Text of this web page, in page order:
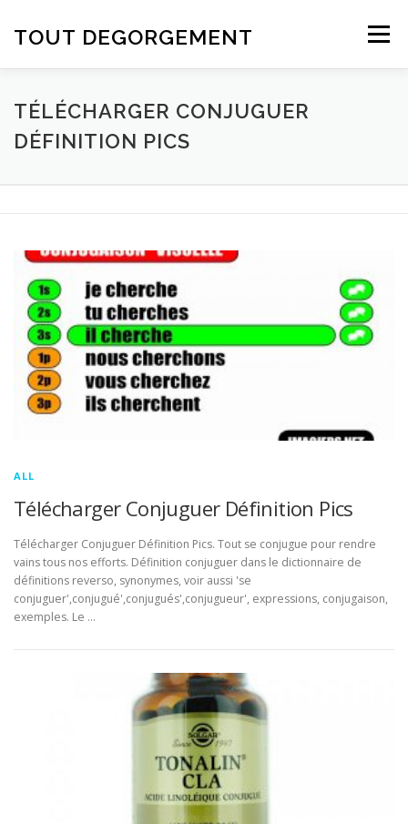
TOUT DEGORGEMENT Menu
TÉLÉCHARGER CONJUGUER
DÉFINITION PICS
ALL
Télécharger Conjuguer Définition Pics
Télécharger Conjuguer Définition Pics. Tout se conjugue pour rendre
vains tous nos efforts. Définition conjuguer dans le dictionnaire de
définitions reverso, synonymes, voir aussi 'se
conjuguer',conjugué',conjugués',conjugueur', expressions, conjugaison,
exemples. Le …